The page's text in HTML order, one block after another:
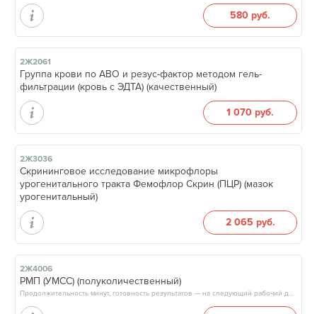
580 руб.
2Ж2061
Группа крови по АВО и резус-фактор методом гель-
фильтрации (кровь с ЭДТА) (качественный)
1 070 руб.
2Ж3036
Скрининговое исследование микрофлоры
урогенитального тракта Фемофлор Скрин (ПЦР) (мазок
урогенитальный)
2 065 руб.
2Ж4006
РМП (УМСС) (полуколичественный)
Продолжительность минут, готовность результатов — на следующий рабочий день, после 14:00